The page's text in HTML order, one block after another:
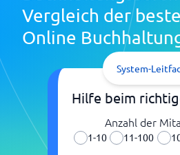
Vergleich der
Online
Hilfe beim
Anzahl der
1-10 11-100
System-